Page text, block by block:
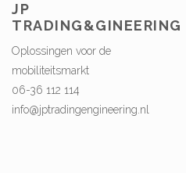
JP
TRADING&GINEERING
Oplossingen voor de
mobiliteitsmarkt
06-36 112 114
info@jptradingengineering.nl